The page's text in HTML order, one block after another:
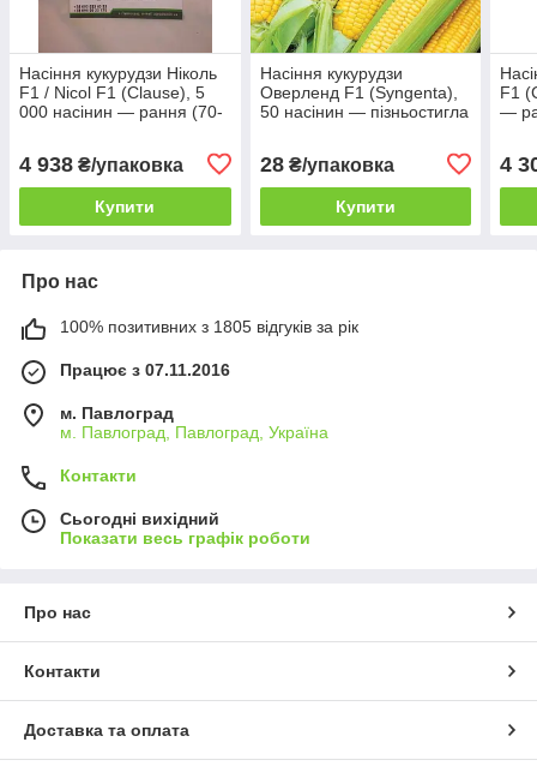
Насіння кукурудзи Ніколь
F1 / Nicol F1 (Clause), 5
000 насінин — рання (70-
4 938 ₴/упаковка
Купити
Насіння кукурудзи
Оверленд F1 (Syngenta),
50 насінин — пізньостигла
28₴/упаковка
Купити
F1
—
4
Про нас
100% позитивних з 1805 відгуків за рік
Працює з 07.11.2016
м. Павлоград
м. Павлоград, Павлоград, Україна
Контакти
Сьогодні вихідний
Показати весь графік роботи
Про нас
Контакти
Доставка та оплата